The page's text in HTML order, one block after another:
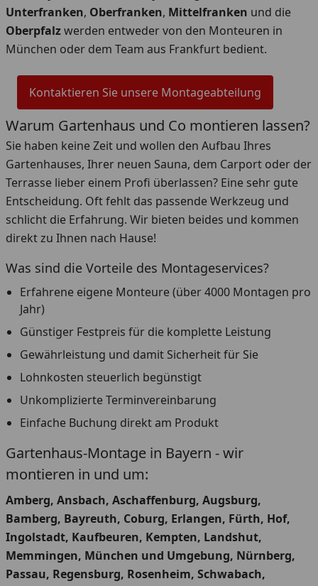
Unterfranken, Oberfranken, Mittelfranken und die
Oberpfalzwerden entweder von den Monteuren in
München oder dem Team aus Frankfurt bedient.
Kontaktieren Sie unsere Montageabteilung
Warum Gartenhaus und Co montieren lassen?
Sie haben keine Zeit und wollen den Aufbau Ihres
Gartenhauses, Ihrer neuen Sauna, dem Carport oder der
Terrasse lieber einem Profi überlassen? Eine sehr gute
Entscheidung. Oft fehlt das passende Werkzeug und
schlicht die Erfahrung. Wir bieten beides und kommen
direkt zu Ihnen nach Hause!
Was sind die Vorteile des Montageservices?
Erfahrene eigene Monteure (über 4000 Montagen pro
Jahr)
Günstiger Festpreis für die komplette Leistung
Gewährleistung und damit Sicherheit für Sie
Lohnkosten steuerlich begünstigt
Unkomplizierte Terminvereinbarung
Einfache Buchung direkt am Produkt
Gartenhaus-Montage in Bayern - wir
montieren in und um:
Amberg, Ansbach, Aschaffenburg, Augsburg,
Bamberg, Bayreuth, Coburg, Erlangen, Fürth, Hof,
Ingolstadt, Kaufbeuren, Kempten, Landshut,
Memmingen, München und Umgebung, Nürnberg,
Passau, Regensburg, Rosenheim, Schwabach,